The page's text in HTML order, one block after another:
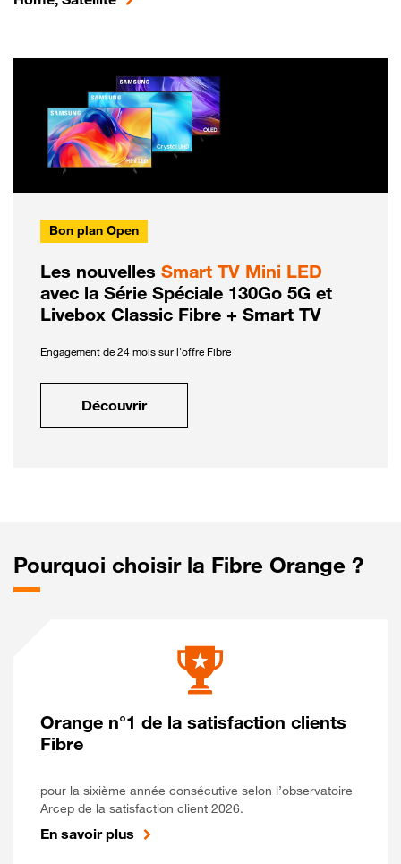
Bon plan Open
Les nouvelles Smart TV Mini LED
avec la Série Spéciale 130Go 5G et
Livebox Classic Fibre + Smart TV
Engagement de 24 mois sur l'offre Fibre
Découvrir
Pourquoi choisir la Fibre Orange ?
Orange n°1 de la satisfaction clients
Fibre
pour la sixième année consécutive selon l’observatoire
Arcep de la satisfaction client 2026.
En savoir plus